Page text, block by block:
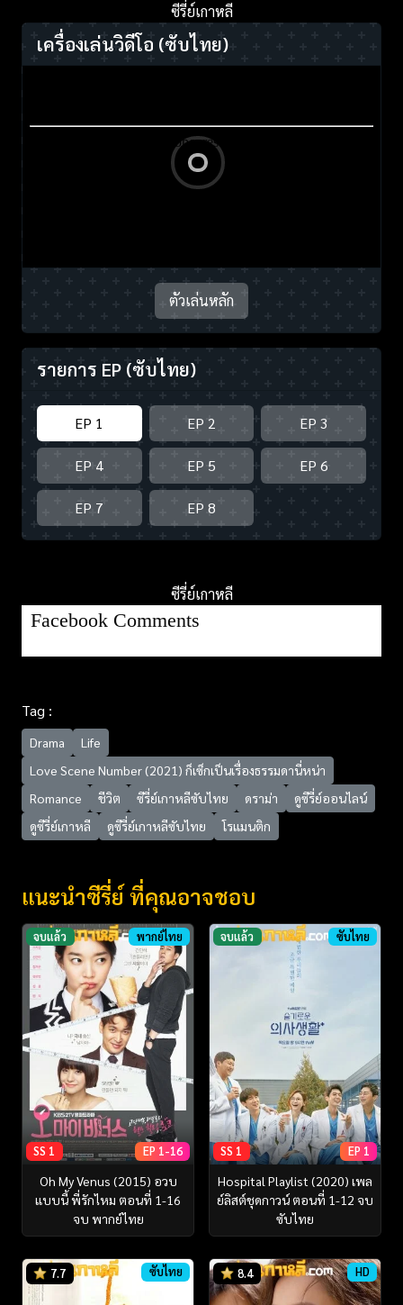
ซีรี่ย์เกาหลี
เครื่องเล่นวิดีโอ (ซับไทย)
ตัวเล่นหลัก
รายการ EP (ซับไทย)
EP 1 EP 2 EP 3
EP 4 EP 5 EP 6
EP 7 EP 8
ซีรี่ย์เกาหลี
Facebook Comments
Tag :
Drama
Life
Love Scene Number (2021) ก็เซ็กเป็นเรื่องธรรมดานี่หน่า
Romance
ชีวิต ซีรี่ย์เกาหลีซับไทย ดราม่า
ดูซีรี่ย์ออนไลน์
ดูซีรี่ย์เกาหลี
ดูซีรี่ย์เกาหลีซับไทย โรแมนติก
แนะนำซีรี่ย์ ที่คุณอาจชอบ
จบแล้ว พากย์ไทย
SS 1 EP 1-16
Oh My Venus (2015) อวบ
แบบนี้ พี่รักไหม ตอนที่ 1-16
จบ พากย์ไทย
จบแล้ว ซับไทย
SS 1 EP 1
Hospital Playlist (2020) เพล
ย์ลิสต์ชุดกาวน์ ตอนที่ 1-12 จบ
ซับไทย
7.7 ซับไทย 8.4 HD